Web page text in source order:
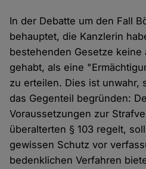
In der Debatte um den Fall
behauptet, die Kanzlerin
bestehenden Gesetze
gehabt, als eine
zu erteilen. Dies ist unwahr,
das Gegenteil begründen:
Voraussetzungen zur
überalterten § 103 regelt,
gewissen Schutz vor
bedenklichen Verfahren